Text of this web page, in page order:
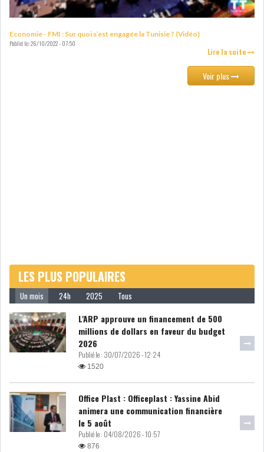
Economie - FMI : Sur quoi s’est engagée la Tunisie ? (Vidéo)
Publié le:26/10/2022 - 07:50
Lire la suite
Voir plus
LES PLUS POPULAIRES
Un mois 24h 2025 Tous
L'ARP approuve un financement de 500
millions de dollars en faveur du budget
2026
Publié le : 30/07/2026 - 12:24
1520
Office Plast : Officeplast : Yassine Abid
animera une communication financière
le 5 août
Publié le : 04/08/2026 - 10:57
876